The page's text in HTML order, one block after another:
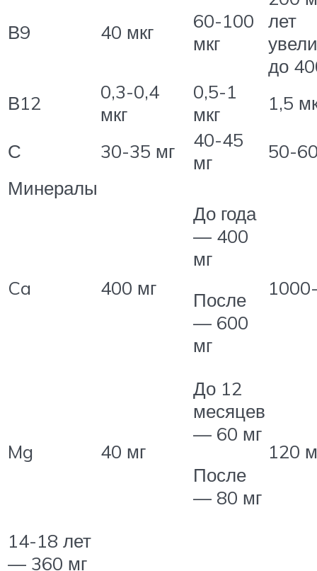
В9 40 мкг
60-100
мкг
лет
до
В12
0,3-0,4
мкг
0,5-1
мкг
1,5
С 30-35 мг
40-45
мг
50-
Минералы
Ca 400 мг
До года
— 400
мг
После
— 600
мг
Mg 40 мг
До 12
месяцев
— 60 мг
После
— 80 мг
120
14-18 лет
— 360 мг